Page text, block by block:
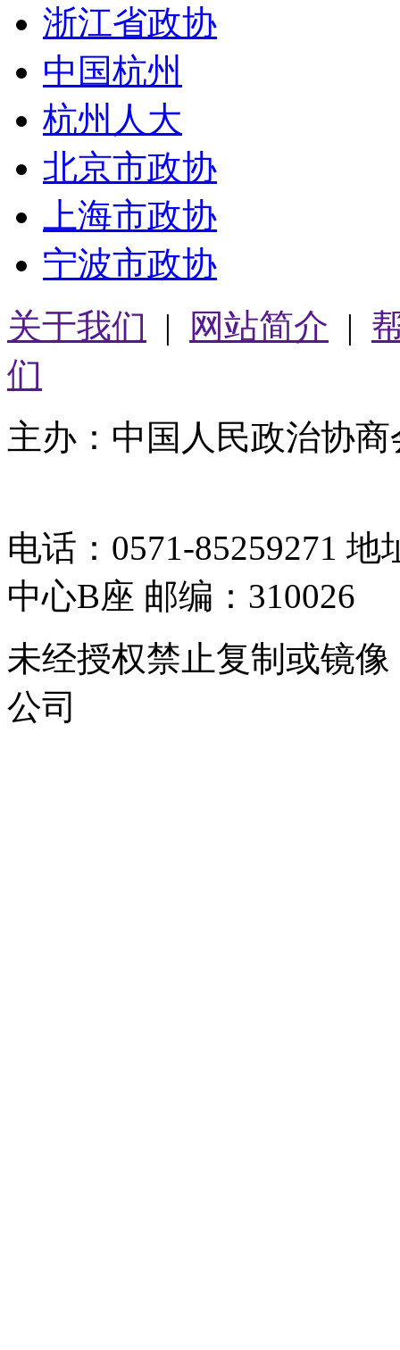
浙江省政协
中国杭州
杭州人大
北京市政协
上海市政协
宁波市政协
关于我们 | 网站简介 |
们
主办：中国人民政治协
电话：0571-85259271
中心B座 邮编：310026
未经授权禁止复制或镜
公司